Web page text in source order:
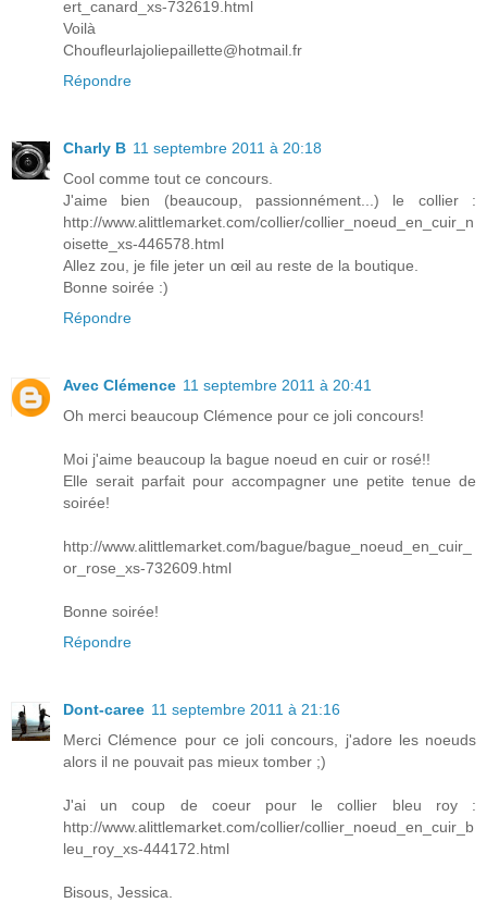
ert_canard_xs-732619.html
Voilà
Choufleurlajoliepaillette@hotmail.fr
Répondre
Charly B 11 septembre 2011 à 20:18
Cool comme tout ce concours.
J'aime bien (beaucoup, passionnément...) le collier :
http://www.alittlemarket.com/collier/collier_noeud_en_cuir_n
oisette_xs-446578.html
Allez zou, je file jeter un œil au reste de la boutique.
Bonne soirée :)
Répondre
Avec Clémence 11 septembre 2011 à 20:41
Oh merci beaucoup Clémence pour ce joli concours!
Moi j'aime beaucoup la bague noeud en cuir or rosé!!
Elle serait parfait pour accompagner une petite tenue de
soirée!
http://www.alittlemarket.com/bague/bague_noeud_en_cuir_
or_rose_xs-732609.html
Bonne soirée!
Répondre
Dont-caree 11 septembre 2011 à 21:16
Merci Clémence pour ce joli concours, j'adore les noeuds
alors il ne pouvait pas mieux tomber ;)
J'ai un coup de coeur pour le collier bleu roy :
http://www.alittlemarket.com/collier/collier_noeud_en_cuir_b
leu_roy_xs-444172.html
Bisous, Jessica.